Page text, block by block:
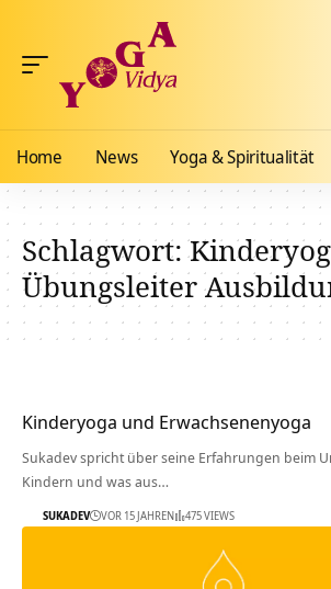
Home News Yoga & Spiritualität
Schlagwort:
Übungsleiter
Kinderyoga und Erwachsenenyoga
Sukadev spricht über seine Erfahrungen beim
Kindern und was aus…
SUKADEV VOR 15 JAHREN 475 VIEWS